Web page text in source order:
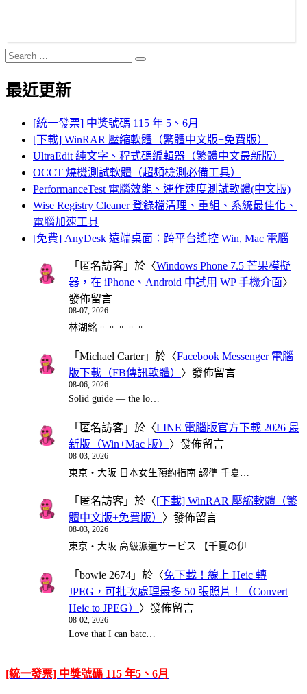
Search
for:
Search
最近更新
[統一發票] 中獎號碼 115 年 5、6月
[下載] WinRAR 壓縮軟體（繁體中文版+免費版）
UltraEdit 純文字、程式碼編輯器（繁體中文最新版）
OCCT 燒機測試軟體（超頻檢測必備工具）
PerformanceTest 電腦效能、運作速度測試軟體(中文版)
Wise Registry Cleaner 登錄檔清理、重組、系統最佳化、
電腦加速工具
[免費] AnyDesk 遠端桌面：跨平台遙控 Win, Mac 電腦
「 匿名訪客 」於〈Windows Phone 7.5 芒果模擬
器，在 iPhone、Android 中試用 WP 手機介面〉
發佈留言
08-07, 2026
林湖銘。。。。。
「 Michael Carter」於〈Facebook Messenger 電腦
版下載（FB傳訊軟體） 〉發佈留言
08-06, 2026
Solid guide — the lo…
「 匿名訪客 」於〈LINE 電腦版官方下載 2026 最
新版（Win+Mac 版） 〉發佈留言
08-03, 2026
東京・大阪 日本女生預約指南 認準 千夏…
「 匿名訪客 」於〈[下載] WinRAR 壓縮軟體（繁
體中文版+免費版） 〉發佈留言
08-03, 2026
東京・大阪 高級派遣サービス 【千夏の伊…
「 bowie 2674 」於〈免下載！線上 Heic 轉
JPEG，可批次處理最多 50 張照片！（Convert
Heic to JPEG） 〉發佈留言
08-02, 2026
Love that I can batc…
[統一發票] 中獎號碼 115 年5、6月